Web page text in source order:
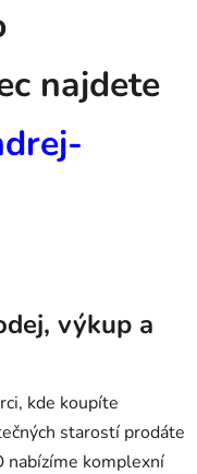
najdete
výkup a
kde koupíte
starostí prodáte
nabízíme komplexní